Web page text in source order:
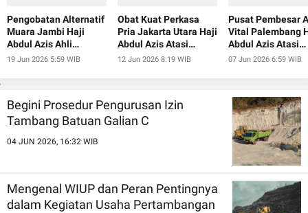
Pengobatan Alternatif
Muara Jambi Haji
Abdul Azis Ahli
Pembesar Alat Vital
19 Jun 2026 5:59 WIB
Obat Kuat Perkasa
Pria Jakarta Utara Haji
Abdul Azis Atasi
Ejakulasi Dini
12 Jun 2026 8:19 WIB
Pusat Pembesar
Vital Palembang
Abdul Azis Atasi
Ejakulasi Dini
07 Jun 2026 6:59 WIB
Begini Prosedur Pengurusan Izin
Tambang Batuan Galian C
04 JUN 2026, 16:32 WIB
Mengenal WIUP dan Peran Pentingnya
dalam Kegiatan Usaha Pertambangan